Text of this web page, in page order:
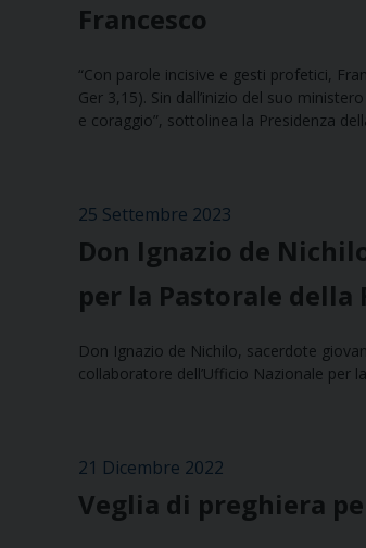
Francesco
“Con parole incisive e gesti profetici,
Ger 3,15). Sin dall’inizio del suo
e coraggio”, sottolinea la Presidenza
25 Settembre 2023
Don Ignazio de
per la Pastorale della
Don Ignazio de Nichilo, sacerdote
collaboratore dell’Ufficio Nazionale per
21 Dicembre 2022
Veglia di preghiera